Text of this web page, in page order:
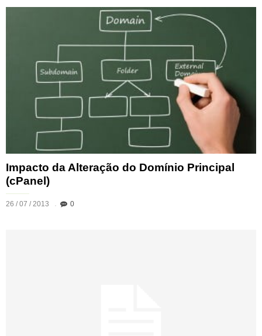
Impacto da Alteração do Domínio Principal
(cPanel)
26 / 07 / 2013 0